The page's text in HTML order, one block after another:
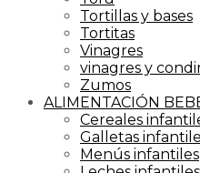
Tortillas y bases
Tortitas
Vinagres
vinagres y
Zumos
ALIMENTACIÓN
Cereales
Galletas
Menús infantiles